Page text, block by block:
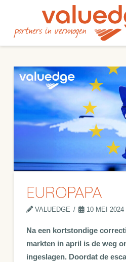
EUROPAPA
VALUEDGE 10 MEI 2024
Na een kortstondige
markten in april is de weg
ingeslagen. Doordat de